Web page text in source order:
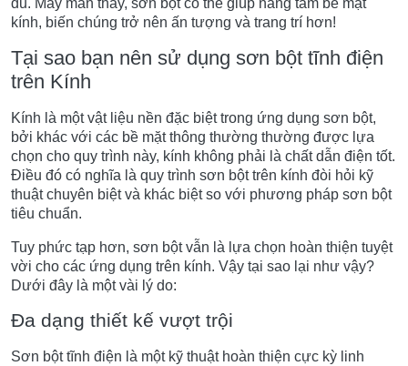
đủ. May mắn thay, sơn bột có thể giúp nâng tầm bề mặt
kính, biến chúng trở nên ấn tượng và trang trí hơn!
Tại sao bạn nên sử dụng sơn bột tĩnh điện
trên Kính
Kính là một vật liệu nền đặc biệt trong ứng dụng sơn bột,
bởi khác với các bề mặt thông thường thường được lựa
chọn cho quy trình này, kính không phải là chất dẫn điện tốt.
Điều đó có nghĩa là quy trình sơn bột trên kính đòi hỏi kỹ
thuật chuyên biệt và khác biệt so với phương pháp sơn bột
tiêu chuẩn.
Tuy phức tạp hơn, sơn bột vẫn là lựa chọn hoàn thiện tuyệt
vời cho các ứng dụng trên kính. Vậy tại sao lại như vậy?
Dưới đây là một vài lý do:
Đa dạng thiết kế vượt trội
Sơn bột tĩnh điện là một kỹ thuật hoàn thiện cực kỳ linh